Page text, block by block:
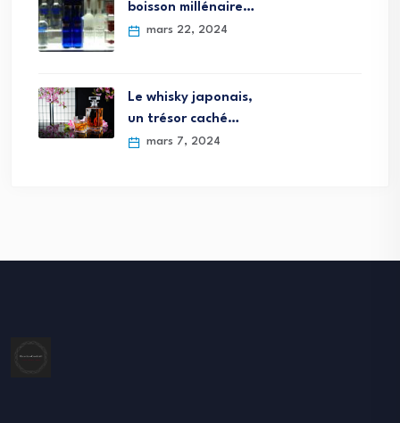
boisson millénaire…
mars 22, 2024
Le whisky japonais,
un trésor caché…
mars 7, 2024